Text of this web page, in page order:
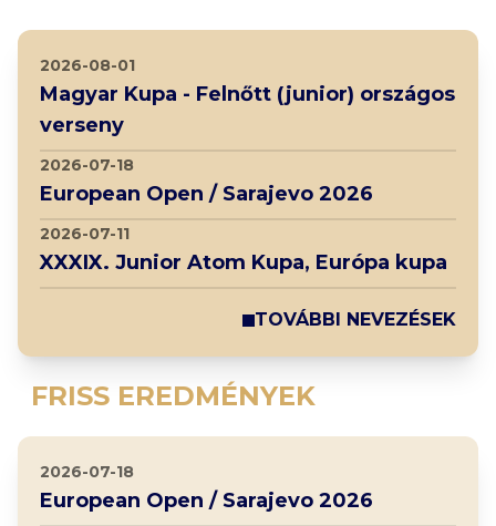
FRISS EREDMÉNYEK
2026-08-01
Magyar Kupa - Felnőtt (junior) országos
verseny
2026-07-18
European Open / Sarajevo 2026
2026-07-11
XXXIX. Junior Atom Kupa, Európa kupa
TOVÁBBI NEVEZÉSEK
2026-07-18
European Open / Sarajevo 2026